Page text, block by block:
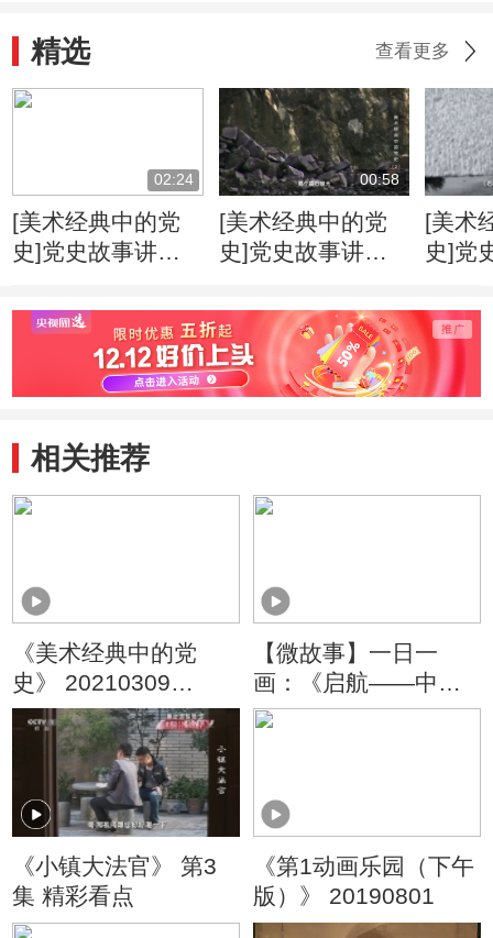
精选 查看更多
02:24
[美术经典中的党
史]党史故事讲
戴红领带臂膀扎白
毛巾？
00:58
[美术经典中的党
史]党史故事讲
碑基石石材从何而
来？
[美术
史]党
民英
如何
相关推荐
《美术经典中的党
史》 20210309
（16）
【微故事】一日一
画：《启航——中共
一大会议》
《小镇大法官》 第3
集 精彩看点
《第1动画乐园（下午
版）》 20190801